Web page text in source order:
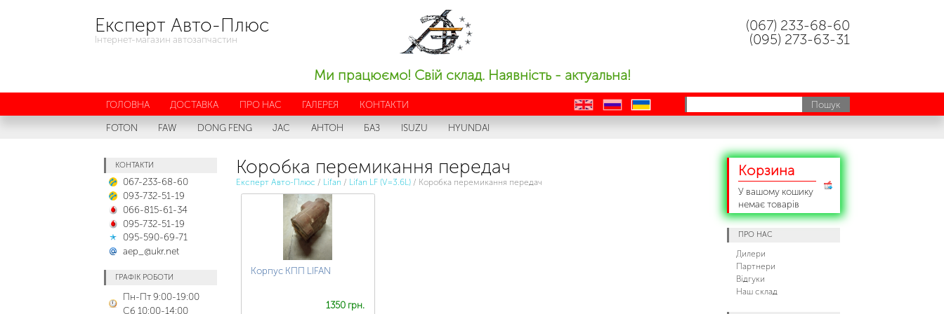
Експерт Авто-Плюс
Інтернет-магазин автозапчастин
(067) 233-68-60
(095) 273-63-31
Ми працюємо! Свій склад. Наявність - актуальна!
ГОЛОВНА ДОСТАВКА ПРО НАС ГАЛЕРЕЯ КОНТАКТИ en ru
uk
FOTON
FAW DONG FENG JAC АНТОН БАЗ ISUZU HYUNDAI
КОНТАКТИ
067-233-68-60
093-732-51-19
066-815-61-34
095-732-51-19
095-590-69-71
aep_@ukr.net
ГРАФІК РОБОТИ
Пн-Пт 9:00-19:00
Сб 10:00-14:00
Коробка перемикання передач
Експерт Авто-Плюс / Lifan / Lifan LF (V=3.6L)/ Коробка перемикання передач
Корпус КПП LIFAN
1350 грн.
Корзина
У вашому кошику
немає товарів
ПРО НАС
Дилери
Партнери
Відгуки
Наш склад